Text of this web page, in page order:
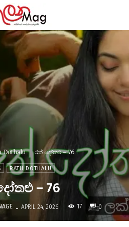
Dothalu රත් දෝතළු - 76
RATH DOTHALU
– 76
- APRIL 24, 2026 17 0